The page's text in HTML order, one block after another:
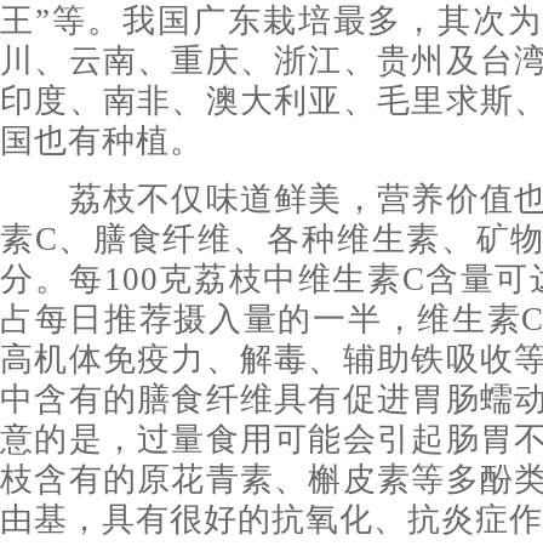
王”等。我国广东栽培最多，其次
川、云南、重庆、浙江、贵州及台
印度、南非、澳大利亚、毛里求斯
国也有种植。
荔枝不仅味道鲜美，营养价值
素C、膳食纤维、各种维生素、矿
分。每100克荔枝中维生素C含量可
占每日推荐摄入量的一半，维生素
高机体免疫力、解毒、辅助铁吸收
中含有的膳食纤维具有促进胃肠蠕
意的是，过量食用可能会引起肠胃
枝含有的原花青素、槲皮素等多酚
由基，具有很好的抗氧化、抗炎症